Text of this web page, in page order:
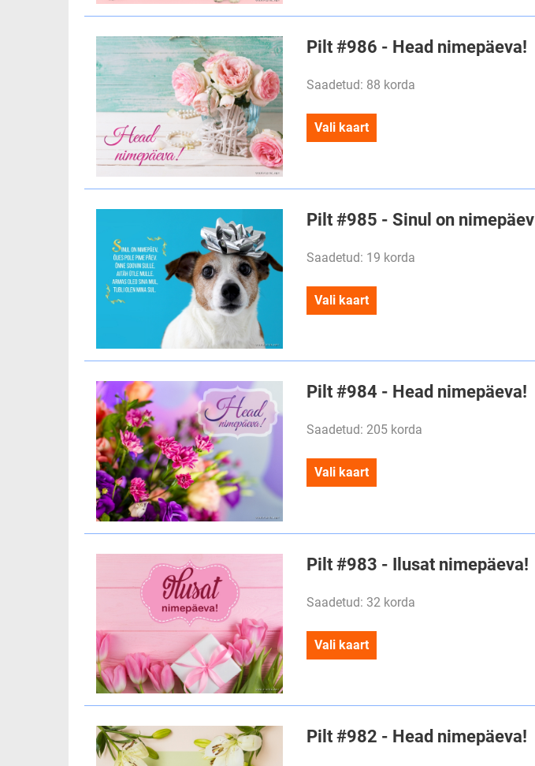
Pilt #986 - Head nimepäeva!
Saadetud: 88 korda
Vali kaart
Pilt #985 - Sinul on nimepäev
Saadetud: 19 korda
Vali kaart
Pilt #984 - Head nimepäeva!
Saadetud: 205 korda
Vali kaart
Pilt #983 - Ilusat nimepäeva!
Saadetud: 32 korda
Vali kaart
Pilt #982 - Head nimepäeva!